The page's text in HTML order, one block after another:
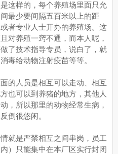
样的，每个养殖场里面只允
最少要间隔五百米以上的距
者专业人士开办的养殖场。这
对养殖一窍不通，而本人呢，
了技术指导专员，说白了，就
毒给动物注射疫苗等等。
人员是相互可以走动、相互
也可以到养猪的地方，其他人
，所以那里的动物经常生病，
倒很悠闲。
是严禁相互之间串岗，员工
）只能集中在本厂区实行封闭